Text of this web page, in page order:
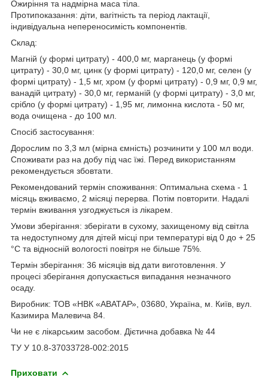
Ожиріння та надмірна маса тіла.
Протипоказання: діти, вагітність та період лактації,
індивідуальна непереносимість компонентів.
Склад:
Магній (у формі цитрату) - 400,0 мг, марганець (у формі
цитрату) - 30,0 мг, цинк (у формі цитрату) - 120,0 мг, селен (у
формі цитрату) - 1,5 мг, хром (у формі цитрату) - 0,9 мг, 0,9 мг,
ванадій цитрату) - 30,0 мг, германій (у формі цитрату) - 3,0 мг,
срібло (у формі цитрату) - 1,95 мг, лимонна кислота - 50 мг,
вода очищена - до 100 мл.
Спосіб застосування:
Дорослим по 3,3 мл (мірна ємність) розчинити у 100 мл води.
Споживати раз на добу під час їжі. Перед використанням
рекомендується збовтати.
Рекомендований термін споживання: Оптимальна схема - 1
місяць вживаємо, 2 місяці перерва. Потім повторити. Надалі
термін вживання узгоджується із лікарем.
Умови зберігання: зберігати в сухому, захищеному від світла
та недоступному для дітей місці при температурі від 0 до + 25
°C та відносній вологості повітря не більше 75%.
Термін зберігання: 36 місяців від дати виготовлення. У
процесі зберігання допускається випадання незначного
осаду.
Виробник: ТОВ «НВК «АВАТАР», 03680, Україна, м. Київ, вул.
Казимира Малевича 84.
Чи не є лікарським засобом. Дієтична добавка № 44
ТУ У 10.8-37033728-002:2015
Приховати